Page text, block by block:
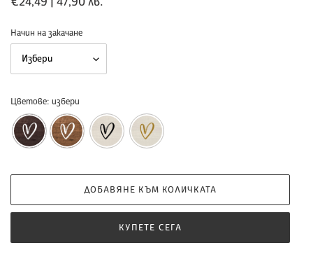
Начин на закачане
Цветове: избери
ДОБАВЯНЕ КЪМ КОЛИЧКАТА
КУПЕТЕ СЕГА